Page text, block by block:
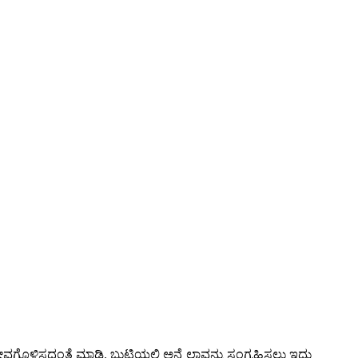
ಮಾಡಿ. ಬುಟ್ಟಿಯಲ್ಲಿ ಅನ್ಬ್ರೆಲ್ಲಾವನ್ನು ಸಂಗ್ರಹಿಸಲು ಇದು